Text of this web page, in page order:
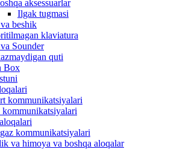
aksessuarlar
Ilgak tugmasi
beshik
klaviatura
Sounder
quti
Box
kommunikatsiyalari
kommunikatsiyalari
va himoya va boshqa aloqalar